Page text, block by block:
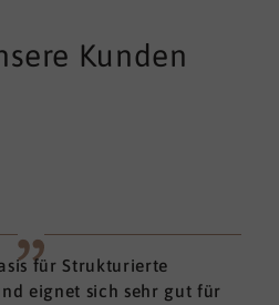
Kunden
für Strukturierte
eignet sich sehr gut für